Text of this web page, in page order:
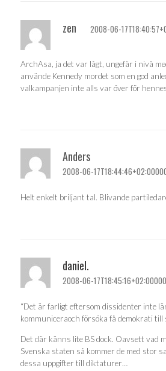
zen 2008-06-
ArchAsa, ja det var lågt, ungefär i nivå
använde Kennedy mordet som en god
valkampanjen inte alls var över för
Anders
2008-06-
Helt enkelt briljant tal. Blivande
daniel.
2008-06-
“Det är farligt eftersom dissidenter inte
kommuniceraoch försöka få demokrati till
Det där känns lite BS dock. Oavsett vad
Svenska staten så kommer de med stor
dessa uppgifter till diktaturer…